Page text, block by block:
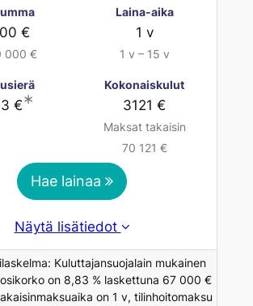
€
000 €
Laina-aika
1 v
1 v – 15 v
€∗
Kokonaiskulut
3121 €
Maksat takaisin
70 121 €
Hae lainaa
Näytä lisätiedot
Kuluttajansuojalain mukainen
on 8,83 % laskettuna 67 000 €
on 1 v, tilinhoitomaksu